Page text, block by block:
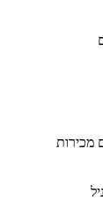
מכירות